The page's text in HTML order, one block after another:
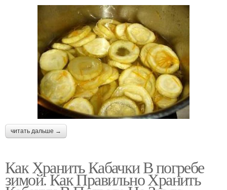
читать дальше →
Как Хранить Кабачки В погребе
зимой. Как Правильно Хранить